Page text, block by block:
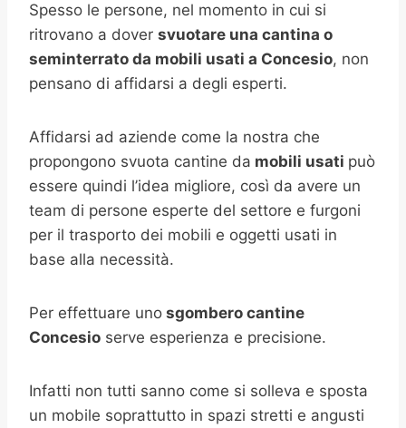
Spesso le persone, nel momento in cui si
ritrovano a dover svuotare una cantina o
seminterrato da mobili usati a Concesio, non
pensano di affidarsi a degli esperti.
Affidarsi ad aziende come la nostra che
propongono svuota cantine da mobili usati può
essere quindi l’idea migliore, così da avere un
team di persone esperte del settore e furgoni
per il trasporto dei mobili e oggetti usati in
base alla necessità.
Per effettuare uno sgombero cantine
Concesio serve esperienza e precisione.
Infatti non tutti sanno come si solleva e sposta
un mobile soprattutto in spazi stretti e angusti